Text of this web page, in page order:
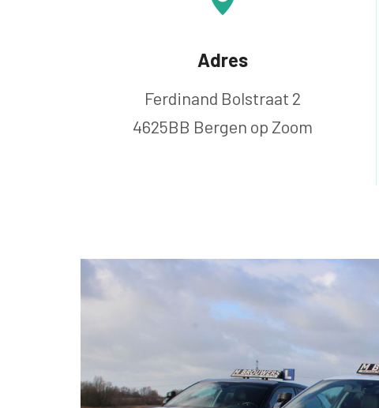
Adres
Ferdinand Bolstraat 2
4625BB Bergen op Zoom